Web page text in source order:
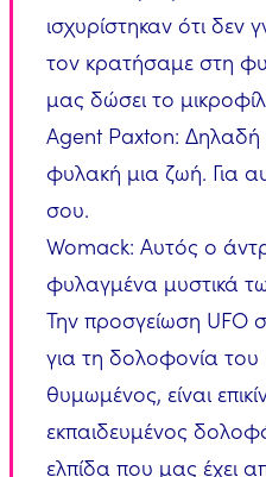
ισχυρίστηκαν ότι δεν
τον κρατήσαμε στη
μας δώσει το
Agent Paxton: Δηλαδή
φυλακή μια ζωή. Για
σου.
Womack: Αυτός ο
φυλαγμένα μυστικά
Την προσγείωση UFO
για τη δολοφονία του
θυμωμένος, είναι
εκπαιδευμένος
ελπίδα που μας έχει